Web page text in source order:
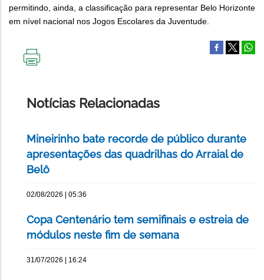
permitindo, ainda, a classificação para representar Belo Horizonte
em nível nacional nos Jogos Escolares da Juventude.
Notícias Relacionadas
Mineirinho bate recorde de público durante
apresentações das quadrilhas do Arraial de
Belô
02/08/2026 | 05:36
Copa Centenário tem semifinais e estreia de
módulos neste fim de semana
31/07/2026 | 16:24